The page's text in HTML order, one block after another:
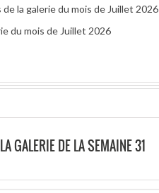
la galerie du mois de Juillet 2026
du mois de Juillet 2026
GALERIE DE LA SEMAINE 31